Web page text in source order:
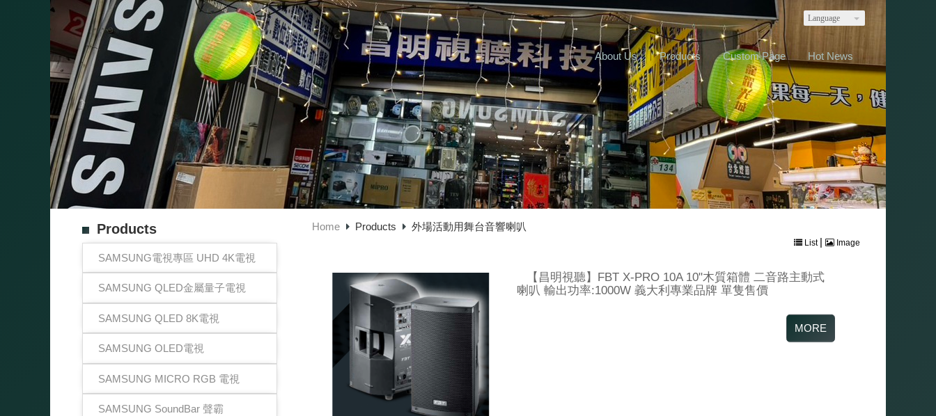
Language
About Us Products Custom Page Hot News
Products
SAMSUNG電視專區 UHD 4K電視
SAMSUNG QLED金屬量子電視
SAMSUNG QLED 8K電視
SAMSUNG OLED電視
SAMSUNG MICRO RGB 電視
SAMSUNG SoundBar 聲霸
Home Products 外場活動用舞台音響喇叭
List | Image
【昌明視聽】FBT X-PRO 10A 10"木質箱體 二音路主動式
喇叭 輸出功率:1000W 義大利專業品牌 單隻售價